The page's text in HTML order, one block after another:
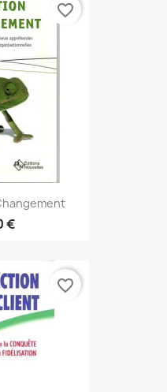
€
favorite_border
favorite_border